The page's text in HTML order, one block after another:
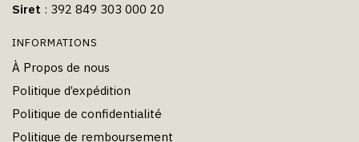
Siret : 392 849 303 000 20
INFORMATIONS
À Propos de nous
Politique d’expédition
Politique de confidentialité
Politique de remboursement